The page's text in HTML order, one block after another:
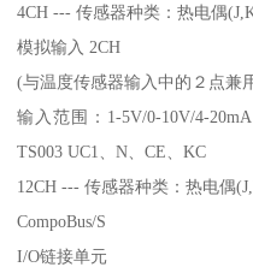
4CH --- 传感器种类：热电偶
模拟输入 2CH
(与温度传感器输入中的２点兼
输入范围：1-5V/0-10V/4-
TS003 UC1、N、CE、KC
12CH --- 传感器种类：热电偶
CompoBus/S
I/O链接单元